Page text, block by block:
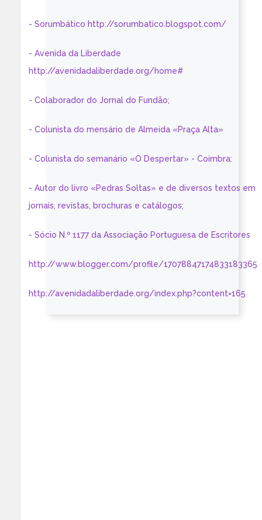
- Sorumbático http://sorumbatico.blogspot.com/
- Avenida da Liberdade
http://avenidadaliberdade.org/home#
- Colaborador do Jornal do Fundão;
- Colunista do mensário de Almeida «Praça Alta»
- Colunista do semanário «O Despertar» - Coimbra:
- Autor do livro «Pedras Soltas» e de diversos textos em
jornais, revistas, brochuras e catálogos;
- Sócio N.º 1177 da Associação Portuguesa de Escritores
http://www.blogger.com/profile/17078847174833183365
http://avenidadaliberdade.org/index.php?content=165